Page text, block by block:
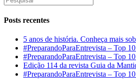
Posts recentes
5 anos de história. Conheça mais
#PreparandoParaEntrevista – Top
#PreparandoParaEntrevista – Top
Edição 114 da revista Guia da
#PreparandoParaEntrevista – Top